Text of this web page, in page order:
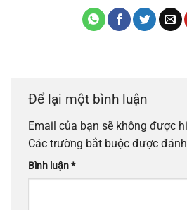
Để lại một bình luận
Email của bạn sẽ không được
Các trường bắt buộc được
Bình luận*